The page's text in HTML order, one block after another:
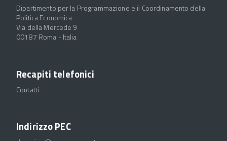
Dipartimento per la Programmazione e il Coordinamento della
Politica Economica
Via della Mercede 9
00187 Roma - Italia
Recapiti telefonici
Contatti
Indirizzo PEC